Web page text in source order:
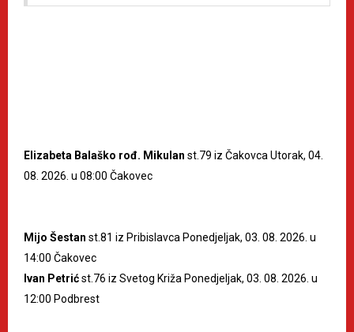
Elizabeta Balaško rođ. Mikulan st.79 iz Čakovca Utorak, 04.
08. 2026. u 08:00 Čakovec
Mijo Šestan st.81 iz Pribislavca Ponedjeljak, 03. 08. 2026. u
14:00 Čakovec
Ivan Petrićst.76 iz Svetog Križa Ponedjeljak, 03. 08. 2026. u
12:00 Podbrest